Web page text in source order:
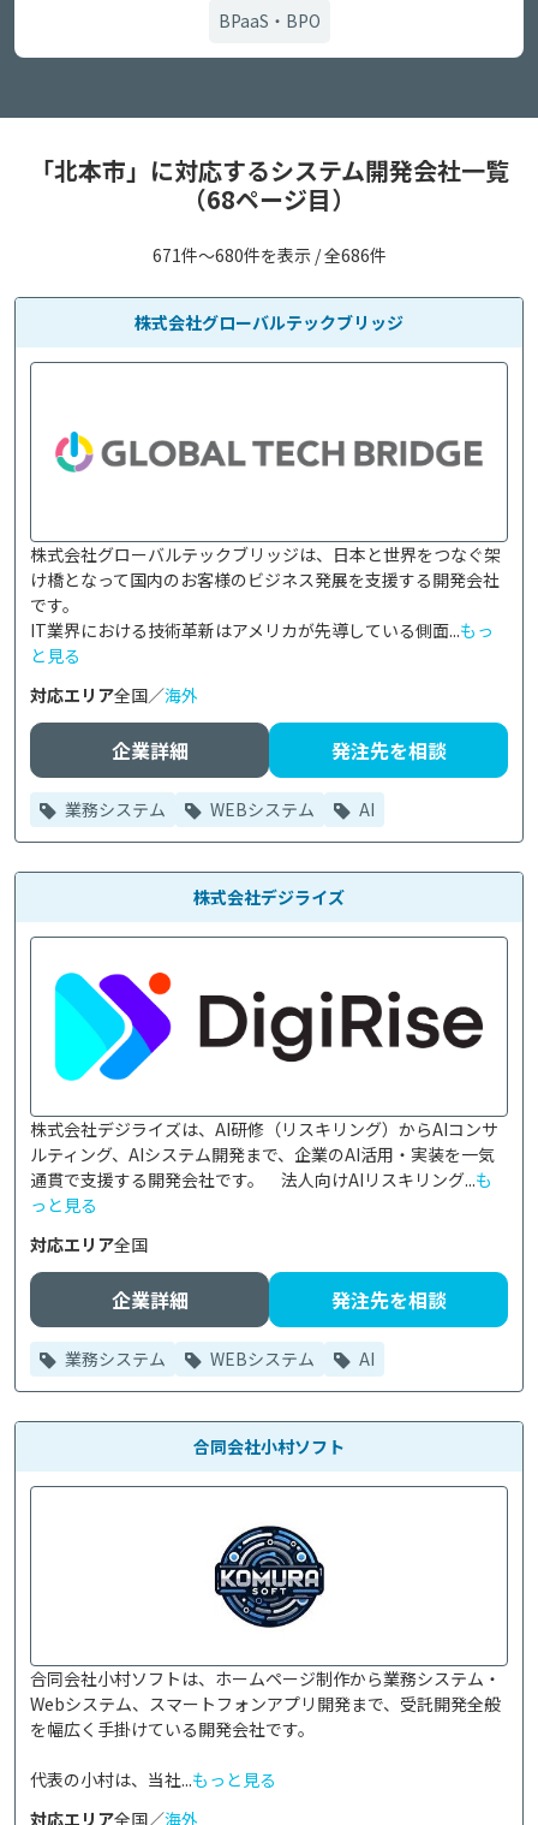
BPaaS・BPO
「北本市」に対応するシステム開発会社一覧
（68ページ目）
671件〜680件を表示 / 全686件
株式会社グローバルテックブリッジ
株式会社グローバルテックブリッジは、日本と世界をつなぐ架
け橋となって国内のお客様のビジネス発展を支援する開発会社
です。
IT業界における技術革新はアメリカが先導している側面...もっ
と見る
対応エリア全国／海外
企業詳細 発注先を相談
業務システム WEBシステム AI
株式会社デジライズ
株式会社デジライズは、AI研修（リスキリング）からAIコンサ
ルティング、AIシステム開発まで、企業のAI活用・実装を一気
通貫で支援する開発会社です。　法人向けAIリスキリング...も
っと見る
対応エリア全国
企業詳細 発注先を相談
業務システム WEBシステム AI
合同会社小村ソフト
合同会社小村ソフトは、ホームページ制作から業務システム・
Webシステム、スマートフォンアプリ開発まで、受託開発全般
を幅広く手掛けている開発会社です。
代表の小村は、当社...もっと見る
対応エリア全国／海外